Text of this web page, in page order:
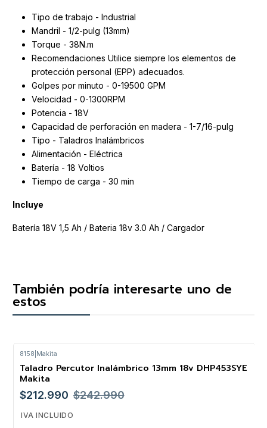
Tipo de trabajo - Industrial
Mandril - 1/2-pulg (13mm)
Torque - 38N.m
Recomendaciones Utilice siempre los elementos de
protección personal (EPP) adecuados.
Golpes por minuto - 0-19500 GPM
Velocidad - 0-1300RPM
Potencia - 18V
Capacidad de perforación en madera - 1-7/16-pulg
Tipo - Taladros Inalámbricos
Alimentación - Eléctrica
Batería - 18 Voltios
Tiempo de carga - 30 min
Incluye
Batería 18V 1,5 Ah / Bateria 18v 3.0 Ah / Cargador
También podría interesarte uno de
estos
-12%
8158 Makita
Taladro Percutor Inalámbrico 13mm 18v DHP453SYE
Makita
$212.990 $242.990
IVA INCLUIDO